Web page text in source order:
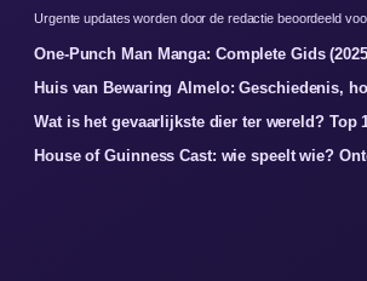
Urgente updates worden door de redactie beoordeeld
One-Punch Man Manga: Complete Gids
Huis van Bewaring Almelo: Geschiedenis,
Wat is het gevaarlijkste dier ter wereld? Top
House of Guinness Cast: wie speelt wie?